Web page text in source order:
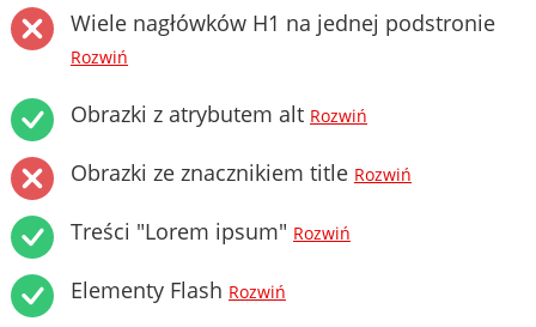
Wiele nagłówków H1 na jednej podstronie
Rozwiń
Obrazki z atrybutem alt Rozwiń
Obrazki ze znacznikiem title Rozwiń
Treści "Lorem ipsum" Rozwiń
Elementy Flash Rozwiń